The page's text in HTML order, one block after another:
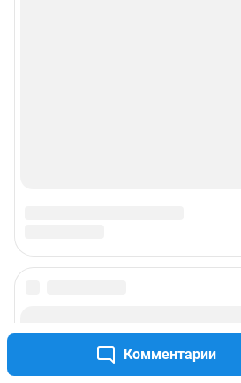
Комментарии